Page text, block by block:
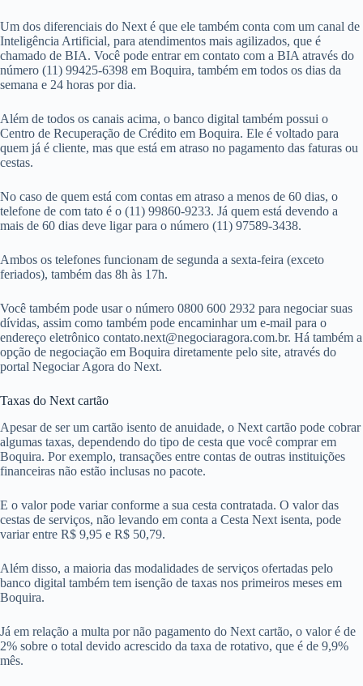
Um dos diferenciais do Next é que ele também conta com um canal de
Inteligência Artificial, para atendimentos mais agilizados, que é
chamado de BIA. Você pode entrar em contato com a BIA através do
número (11) 99425-6398 em Boquira, também em todos os dias da
semana e 24 horas por dia.
Além de todos os canais acima, o banco digital também possui o
Centro de Recuperação de Crédito em Boquira. Ele é voltado para
quem já é cliente, mas que está em atraso no pagamento das faturas ou
cestas.
No caso de quem está com contas em atraso a menos de 60 dias, o
telefone de com tato é o (11) 99860-9233. Já quem está devendo a
mais de 60 dias deve ligar para o número (11) 97589-3438.
Ambos os telefones funcionam de segunda a sexta-feira (exceto
feriados), também das 8h às 17h.
Você também pode usar o número 0800 600 2932 para negociar suas
dívidas, assim como também pode encaminhar um e-mail para o
endereço eletrônico contato.next@negociaragora.com.br. Há também a
opção de negociação em Boquira diretamente pelo site, através do
portal Negociar Agora do Next.
Taxas do Next cartão
Apesar de ser um cartão isento de anuidade, o Next cartão pode cobrar
algumas taxas, dependendo do tipo de cesta que você comprar em
Boquira. Por exemplo, transações entre contas de outras instituições
financeiras não estão inclusas no pacote.
E o valor pode variar conforme a sua cesta contratada. O valor das
cestas de serviços, não levando em conta a Cesta Next isenta, pode
variar entre R$ 9,95 e R$ 50,79.
Além disso, a maioria das modalidades de serviços ofertadas pelo
banco digital também tem isenção de taxas nos primeiros meses em
Boquira.
Já em relação a multa por não pagamento do Next cartão, o valor é de
2% sobre o total devido acrescido da taxa de rotativo, que é de 9,9%
mês.